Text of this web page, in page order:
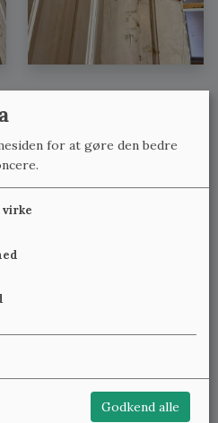
mål
bredde
højde
varer.
lennart@studinski.dk
Træværket,Blæst glas,
for at gøre den bedre
virke
Godkend alle